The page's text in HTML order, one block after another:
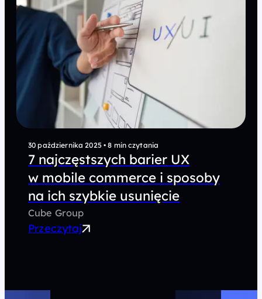
30 października 2025 • 8 min czytania
7 najczęstszych barier UX
w mobile commerce i sposoby
na ich szybkie usunięcie
Cube Group
Przeczytaj